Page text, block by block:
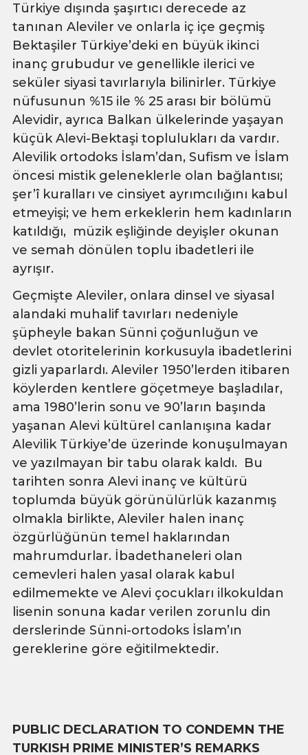
Türkiye dışında şaşırtıcı derecede az
tanınan Aleviler ve onlarla iç içe geçmiş
Bektaşiler Türkiye’deki en büyük ikinci
inanç grubudur ve genellikle ilerici ve
seküler siyasi tavırlarıyla bilinirler. Türkiye
nüfusunun %15 ile % 25 arası bir bölümü
Alevidir, ayrıca Balkan ülkelerinde yaşayan
küçük Alevi-Bektaşi toplulukları da vardır.
Alevilik ortodoks İslam’dan, Sufism ve İslam
öncesi mistik geleneklerle olan bağlantısı;
şer’î kuralları ve cinsiyet ayrımcılığını kabul
etmeyişi; ve hem erkeklerin hem kadınların
katıldığı, müzik eşliğinde deyişler okunan
ve semah dönülen toplu ibadetleri ile
ayrışır.
Geçmişte Aleviler, onlara dinsel ve siyasal
alandaki muhalif tavırları nedeniyle
şüpheyle bakan Sünni çoğunluğun ve
devlet otoritelerinin korkusuyla ibadetlerini
gizli yaparlardı. Aleviler 1950’lerden itibaren
köylerden kentlere göçetmeye başladılar,
ama 1980’lerin sonu ve 90’ların başında
yaşanan Alevi kültürel canlanışına kadar
Alevilik Türkiye’de üzerinde konuşulmayan
ve yazılmayan bir tabu olarak kaldı. Bu
tarihten sonra Alevi inanç ve kültürü
toplumda büyük görünülürlük kazanmış
olmakla birlikte, Aleviler halen inanç
özgürlüğünün temel haklarından
mahrumdurlar. İbadethaneleri olan
cemevleri halen yasal olarak kabul
edilmemekte ve Alevi çocukları ilkokuldan
lisenin sonuna kadar verilen zorunlu din
derslerinde Sünni-ortodoks İslam’ın
gereklerine göre eğitilmektedir.
PUBLIC DECLARATION TO CONDEMN THE
TURKISH PRIME MINISTER’S REMARKS